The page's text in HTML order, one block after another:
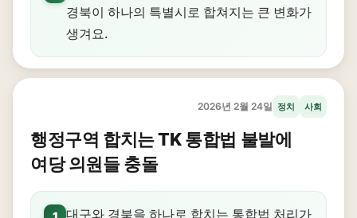
경북이 하나의 특별시로 합쳐지는 큰 변화가
생겨요.
2026년 2월 24일 정치 사회
행정구역 합치는 TK 통합법 불발에
여당 의원들 충돌
대구와 경북을 하나로 합치는 통합법 처리가